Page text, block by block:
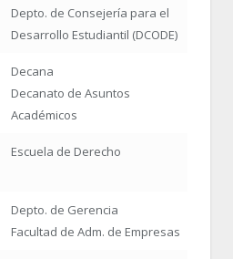
Depto. de Consejería para el
Desarrollo Estudiantil (DCODE)
Decana
Decanato de Asuntos
Académicos
Escuela de Derecho
Depto. de Gerencia
Facultad de Adm. de Empresas